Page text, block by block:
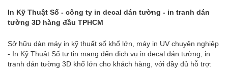
In Kỹ Thuật Số - công ty in decal dán tường - in tranh dán
tường 3D hàng đầu TPHCM
Sở hữu dàn máy in kỹ thuất số khổ lớn, máy in UV chuyên nghiệp
- In Kỹ Thuật Số tự tin mang đến dịch vụ in decal dán tường, in
tranh dán tường 3D khổ lớn cho khách hàng, với đầy đủ hỗ trợ: